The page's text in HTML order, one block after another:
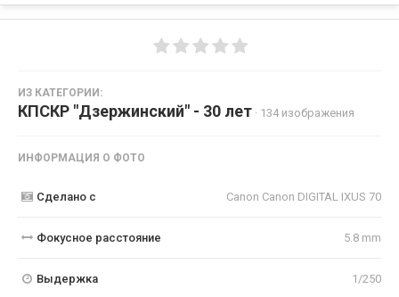
ИЗ КАТЕГОРИИ:
КПСКР "Дзержинский" - 30 лет · 134 изображения
ИНФОРМАЦИЯ О ФОТО
Сделано с Canon Canon DIGITAL IXUS 70
Фокусное расстояние 5.8 mm
Выдержка 1/250